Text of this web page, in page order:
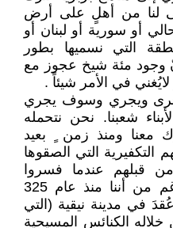
لنا من أهلٍ على أرض
أو سورية أو لبنان أو
التي نسميها بطور
وجود مئة شيخ عجوز مع
في الأمر شيئاً .
جرى ويجري وسوف يجري
شعبنا. نحن نتحمله
معنا ومنذ زمن ٍ بعيد
التكفيرية التي الصقوها
قبلهم عندما فسروا
معتقداتنا كما شاءوا على الرغم من أننا منذ عام 325
في مدينة نيقية (التي
الكنائس المسيحية